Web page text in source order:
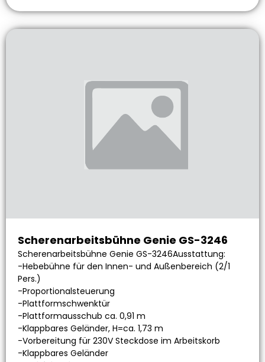
Scherenarbeitsbühne Genie GS-3246
Scherenarbeitsbühne Genie GS-3246Ausstattung:
-Hebebühne für den Innen- und Außenbereich (2/1
Pers.)
-Proportionalsteuerung
-Plattformschwenktür
-Plattformausschub ca. 0,91 m
-Klappbares Geländer, H=ca. 1,73 m
-Vorbereitung für 230V Steckdose im Arbeitskorb
-Klappbares Geländer